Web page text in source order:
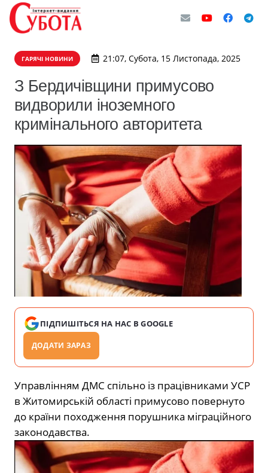
ГАРЯЧІ НОВИНИ 21:07, Субота, 15 Листопада, 2025
З Бердичівщини примусово
видворили іноземного
кримінального авторитета
ПІДПИШІТЬСЯ НА НАС В GOOGLE
ДОДАТИ ЗАРАЗ
Управлінням ДМС спільно із працівниками УСР
в Житомирській області примусово повернуто
до країни походження порушника міграційного
законодавства.